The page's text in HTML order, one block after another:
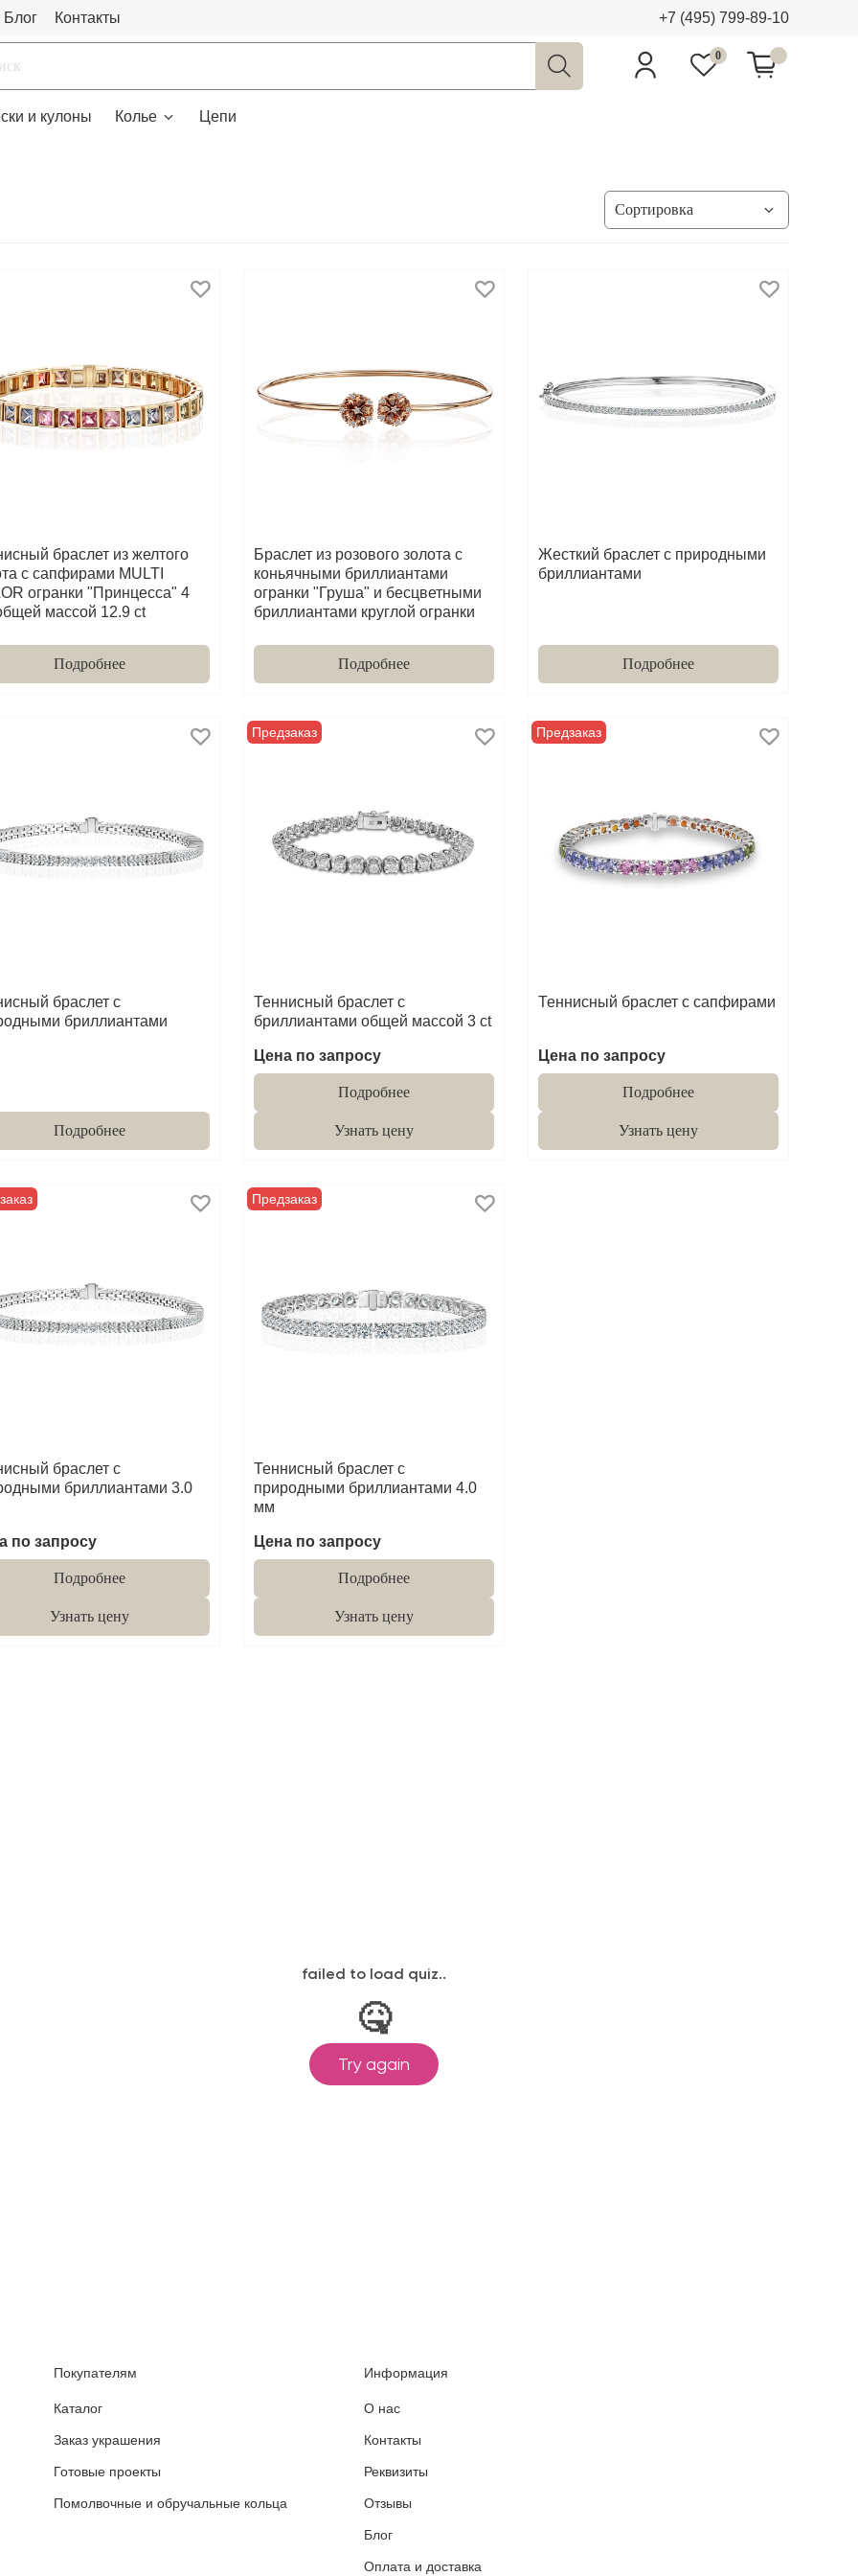
Блог Контакты +7 (495) 799-89-10
0
и кулоны Колье Цепи
браслет из желтого
с сапфирами MULTI
огранки "Принцесса" 4
массой 12.9 ct
Подробнее
Браслет из розового золота с
коньячными бриллиантами
огранки "Груша" и бесцветными
бриллиантами круглой огранки
Подробнее
Жесткий браслет с природными
бриллиантами
Подробнее
браслет с
бриллиантами
Подробнее
Предзаказ
Теннисный браслет с
бриллиантами общей массой 3 ct
Цена по запросу
Подробнее
Узнать цену
Предзаказ
Теннисный браслет с сапфирами
Цена по запросу
Подробнее
Узнать цену
браслет с
бриллиантами 3.0
по запросу
Подробнее
Узнать цену
Предзаказ
Теннисный браслет с
природными бриллиантами 4.0
мм
Цена по запросу
Подробнее
Узнать цену
Покупателям
Каталог
Заказ украшения
Готовые проекты
Помолвочные и обручальные кольца
Информация
О нас
Контакты
Реквизиты
Отзывы
Блог
Оплата и доставка